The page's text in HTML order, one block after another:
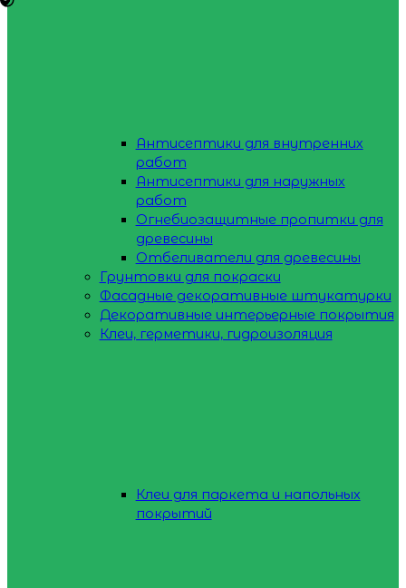
Антисептики для внутренних
работ
Антисептики для наружных
работ
Огнебиозащитные пропитки для
древесины
Отбеливатели для древесины
Грунтовки для покраски
Фасадные декоративные штукатурки
Декоративные интерьерные покрытия
Клеи, герметики, гидроизоляция
Клеи для паркета и напольных
покрытий